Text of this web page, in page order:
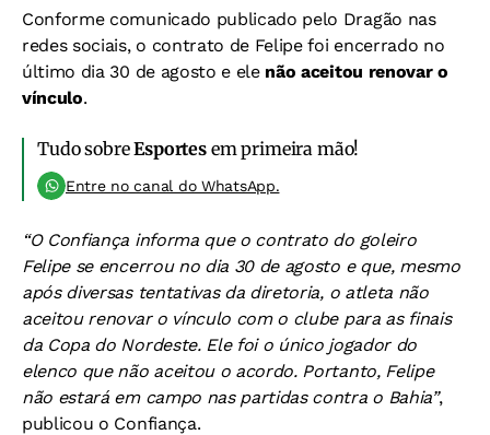
Conforme comunicado publicado pelo Dragão nas
redes sociais, o contrato de Felipe foi encerrado no
último dia 30 de agosto e ele não aceitou renovar o
vínculo.
Tudo sobreEsportesem primeira mão!
Entre no canal do WhatsApp.
“O Confiança informa que o contrato do goleiro
Felipe se encerrou no dia 30 de agosto e que, mesmo
após diversas tentativas da diretoria, o atleta não
aceitou renovar o vínculo com o clube para as finais
da Copa do Nordeste. Ele foi o único jogador do
elenco que não aceitou o acordo. Portanto, Felipe
não estará em campo nas partidas contra o Bahia”,
publicou o Confiança.